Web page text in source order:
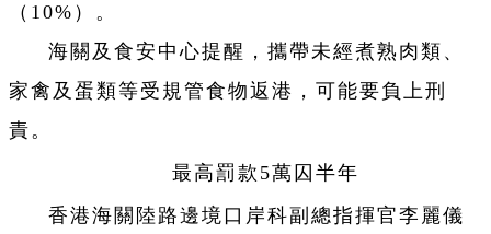
（10%）。
海關及食安中心提醒，攜帶未經煮熟肉類、
家禽及蛋類等受規管食物返港，可能要負上刑
責。
最高罰款5萬囚半年
香港海關陸路邊境口岸科副總指揮官李麗儀